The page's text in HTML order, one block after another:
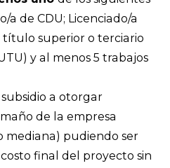
a de CDU; Licenciado/a
título superior o terciario
y al menos 5 trabajos
a otorgar
de la empresa
mediana) pudiendo ser
final del proyecto sin